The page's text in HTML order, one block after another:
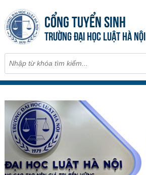
CỔNG TUYỂN SINH
TRƯỜNG ĐẠI HỌC LUẬT HÀ NỘI